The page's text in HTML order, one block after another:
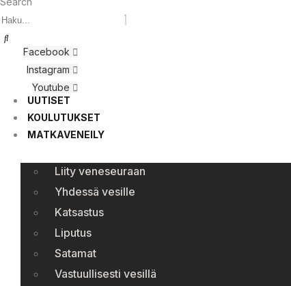
Facebook
Instagram
Youtube
UUTISET
KOULUTUKSET
MATKAVENEILY
Liity veneseuraan
Yhdessä vesille
Katsastus
Liputus
Satamat
Vastuullisesti vesillä